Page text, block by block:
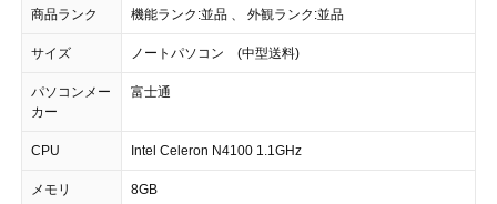
商品ランク 機能ランク:並品 、 外観ランク:並品
サイズ ノートパソコン (中型送料)
パソコンメー
カー
富士通
CPU Intel Celeron N4100 1.1GHz
メモリ 8GB